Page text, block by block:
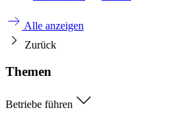
Alle anzeigen
Zurück
Themen
Betriebe führen